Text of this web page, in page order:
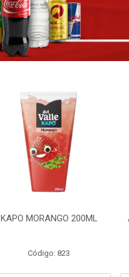
KAPO MORANGO 200ML
Código: 823